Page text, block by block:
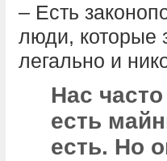
– Есть
люди, которые
легально и
Нас
есть
есть. Но